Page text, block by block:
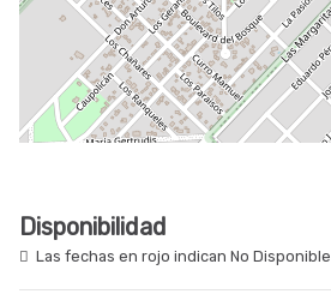
Disponibilidad
Las fechas en rojo indican No Disponible